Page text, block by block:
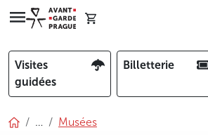
Visites
guidées
Billetterie
… Musées